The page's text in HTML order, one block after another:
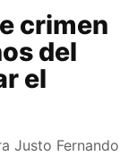
crimen
del
el
Justo Fernando